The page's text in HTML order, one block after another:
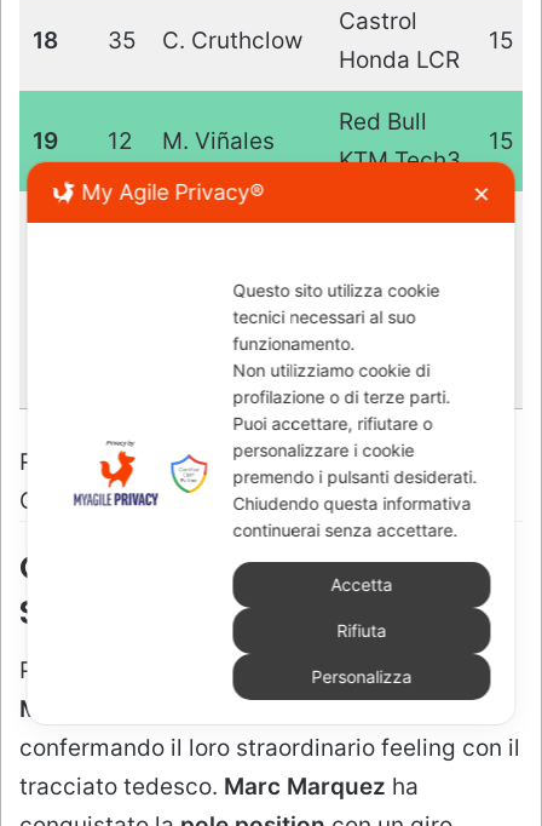
My Agile Privacy® ✕
Questo sito utilizza cookie
tecnici necessari al suo
funzionamento.
Non utilizziamo cookie di
profilazione o di terze parti.
Puoi accettare, rifiutare o
personalizzare i cookie
premendo i pulsanti desiderati.
Chiudendo questa informativa
continuerai senza accettare.
Accetta
Rifiuta
Personalizza